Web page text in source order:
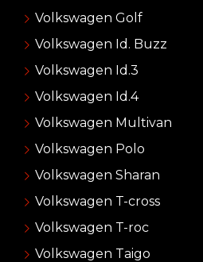
Volkswagen Golf
Volkswagen Id. Buzz
Volkswagen Id.3
Volkswagen Id.4
Volkswagen Multivan
Volkswagen Polo
Volkswagen Sharan
Volkswagen T-cross
Volkswagen T-roc
Volkswagen Taigo